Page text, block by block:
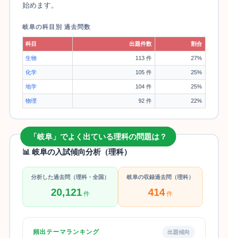
始めます。
岐阜の科目別 過去問数
科目 出題件数 割合
生物 113 件 27%
化学 105 件 25%
地学 104 件 25%
物理 92 件 22%
「岐阜」でよく出ている理科の問題は？
📊 岐阜の入試傾向分析（理科）
分析した過去問（理科・全国）
20,121件
岐阜の収録過去問（理科）
414件
頻出テーマランキング 出題傾向